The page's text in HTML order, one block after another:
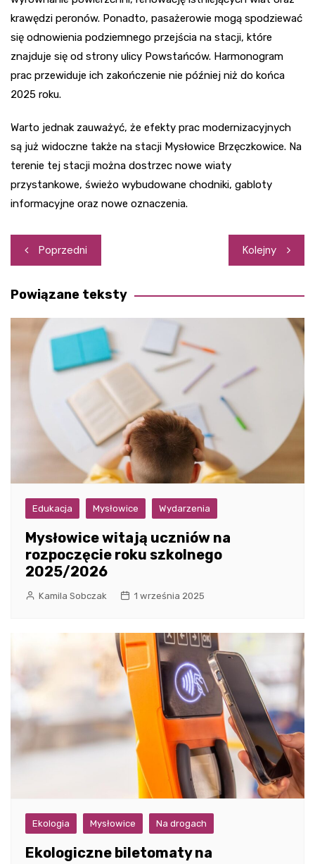
krawędzi peronów. Ponadto, pasażerowie mogą spodziewać
się odnowienia podziemnego przejścia na stacji, które
znajduje się od strony ulicy Powstańców. Harmonogram
prac przewiduje ich zakończenie nie później niż do końca
2025 roku.
Warto jednak zauważyć, że efekty prac modernizacyjnych
są już widoczne także na stacji Mysłowice Brzęczkowice. Na
terenie tej stacji można dostrzec nowe wiaty
przystankowe, świeżo wybudowane chodniki, gabloty
informacyjne oraz nowe oznaczenia.
Nawigacja
wpisu
Poprzedni Kolejny
Powiązane teksty
Edukacja Mysłowice Wydarzenia
Mysłowice witają uczniów na
rozpoczęcie roku szkolnego
2025/2026
Kamila Sobczak 1 września 2025
Ekologia Mysłowice Na drogach
Ekologiczne biletomaty na